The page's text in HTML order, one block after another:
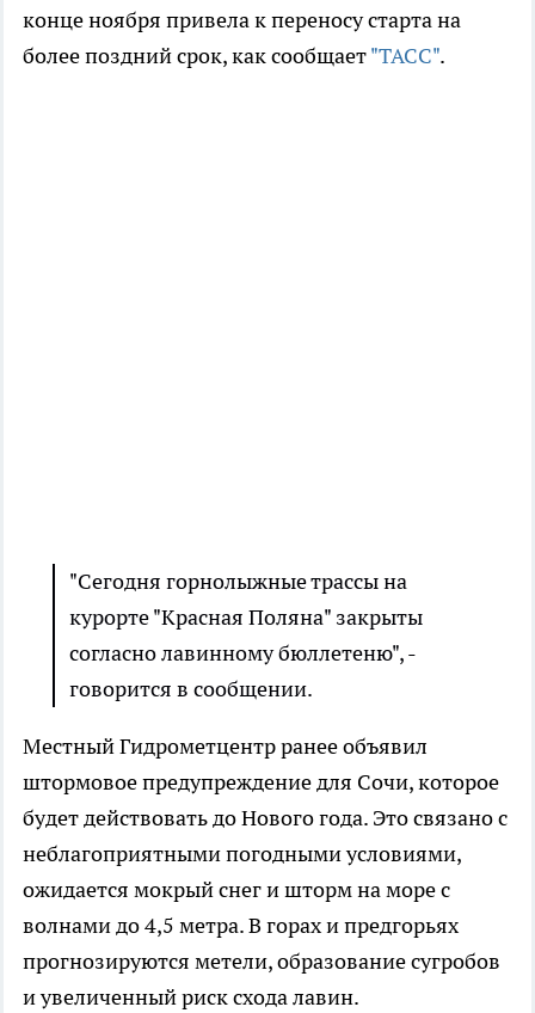
конце ноября привела к переносу старта на
более поздний срок, как сообщает"ТАСС".
"Сегодня горнолыжные трассы на
курорте "Красная Поляна" закрыты
согласно лавинному бюллетеню", -
говорится в сообщении.
Местный Гидрометцентр ранее объявил
штормовое предупреждение для Сочи, которое
будет действовать до Нового года. Это связано с
неблагоприятными погодными условиями,
ожидается мокрый снег и шторм на море с
волнами до 4,5 метра. В горах и предгорьях
прогнозируются метели, образование сугробов
и увеличенный риск схода лавин.